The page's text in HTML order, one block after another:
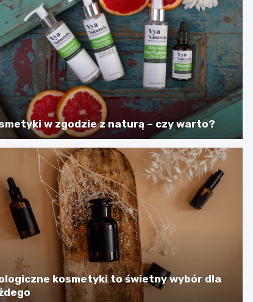
w zgodzie z naturą – czy warto?
kosmetyki to świetny wybór dla